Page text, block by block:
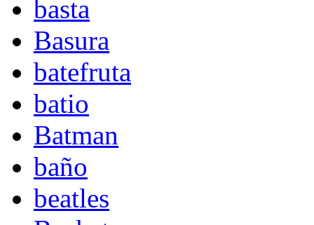
basta
Basura
batefruta
batio
Batman
baño
beatles